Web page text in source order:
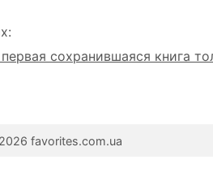
сохранившаяся книга
favorites.com.ua